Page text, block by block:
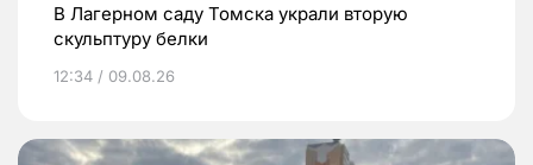
В Лагерном саду Томска украли вторую
скульптуру белки
12:34 / 09.08.26